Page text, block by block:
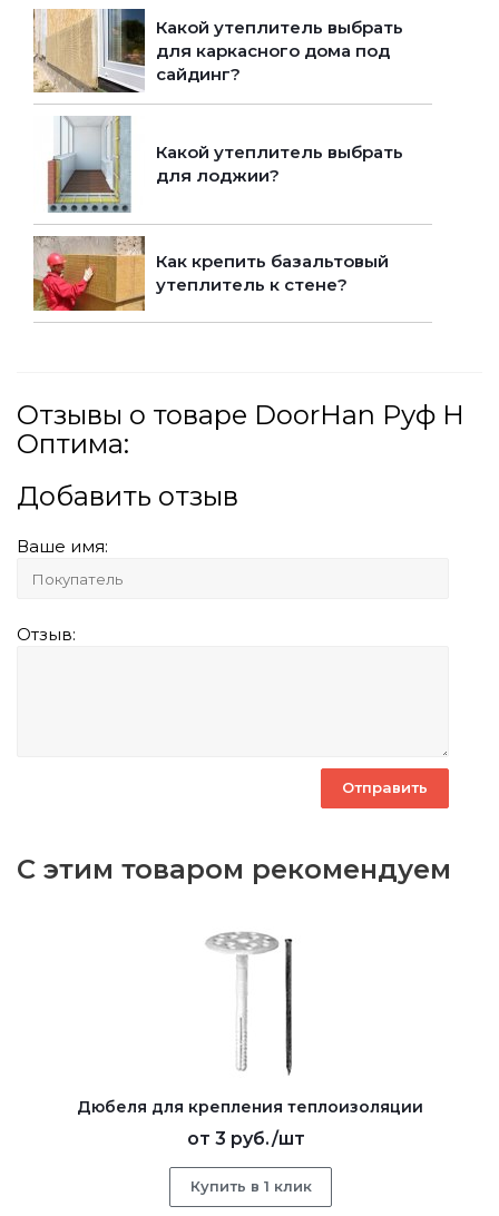
Какой утеплитель выбрать
для каркасного дома под
сайдинг?
Какой утеплитель выбрать
для лоджии?
Как крепить базальтовый
утеплитель к стене?
Отзывы о товаре DoorHan Руф Н
Оптима:
Добавить отзыв
Ваше имя:
Отзыв:
С этим товаром рекомендуем
Дюбеля для крепления теплоизоляции
от 3 руб./шт
Купить в 1 клик